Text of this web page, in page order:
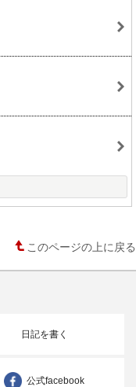
このページの上に戻る
日記を書く
公式facebook